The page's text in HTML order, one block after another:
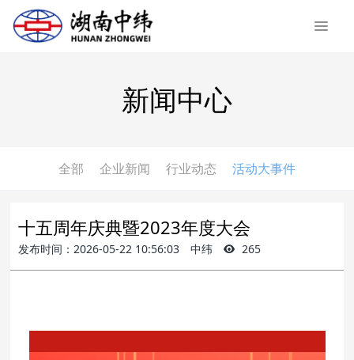
新闻中心
全部 企业新闻 行业动态 活动大事件
十五周年庆典暨2023年度大会
发布时间：2026-05-22 10:56:03 中纬 265